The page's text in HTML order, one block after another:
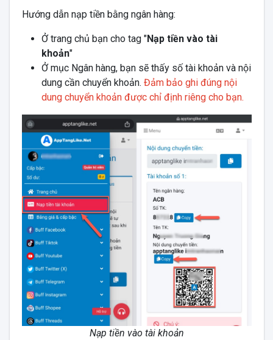
Hướng dẫn nạp tiền bằng ngân hàng:
Ở trang chủ bạn cho tag "Nạp tiền vào tài
khoản"
Ở mục Ngân hàng, bạn sẽ thấy số tài khoản và nội
dung cần chuyển khoản. Đảm bảo ghi đúng nội
dung chuyển khoản được chỉ định riêng cho bạn.
Nạp tiền vào tài khoản